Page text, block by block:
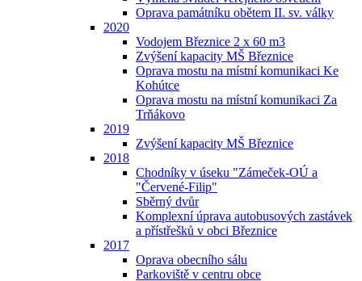
Oprava památníku obětem II. sv. války
2020
Vodojem Březnice 2 x 60 m3
Zvýšení kapacity MŠ Březnice
Oprava mostu na místní komunikaci Ke
Kohútce
Oprava mostu na místní komunikaci Za
Trňákovo
2019
Zvýšení kapacity MŠ Březnice
2018
Chodníky v úseku "Zámeček-OÚ a
"Červené-Filip"
Sběrný dvůr
Komplexní úprava autobusových zastávek
a přístřešků v obci Březnice
2017
Oprava obecního sálu
Parkoviště v centru obce